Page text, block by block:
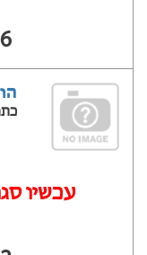
‫עכשיו